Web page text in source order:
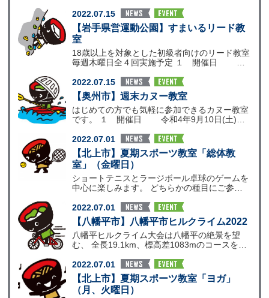
2022.07.15
【岩手県営運動公園】すまいるリード教
室
18歳以上を対象とした初級者向けのリード教室
毎週木曜日全４回実施予定 １ 開催日 令
2022.07.15
【奥州市】週末カヌー教室
はじめての方でも気軽に参加できるカヌー教室
です。 １ 開催日 令和4年9月10日(土)、2
2022.07.01
【北上市】夏期スポーツ教室「総体教
室」（金曜日）
ショートテニスとラージボール卓球のゲームを
中心に楽しみます。 どちらかの種目にご参加
2022.07.01
【八幡平市】八幡平市ヒルクライム2022
八幡平ヒルクライム大会は八幡平の絶景を望
む、 全長19.1km、標高差1083mのコースを走
2022.07.01
【北上市】夏期スポーツ教室「ヨガ」
（月、火曜日）